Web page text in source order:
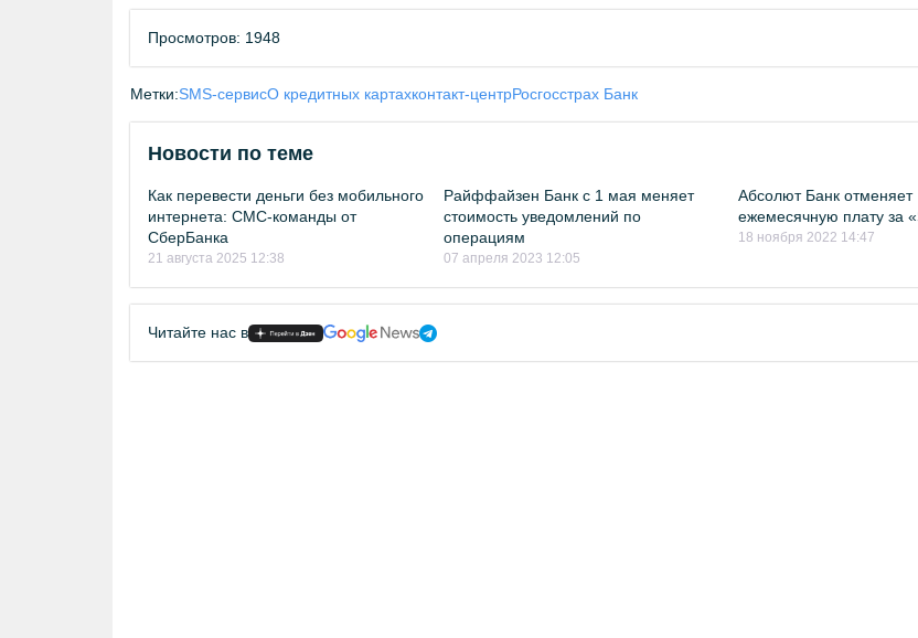
Просмотров: 1948
Метки:SMS-сервисО кредитных картахконтакт-центрРосгосстрах Банк
Новости по теме
Как перевести деньги без мобильного
интернета: СМС-команды от
СберБанка
21 августа 2025 12:38
Райффайзен Банк с 1 мая меняет
стоимость уведомлений по
операциям
07 апреля 2023 12:05
Абсолют Банк отменяет
ежемесячную плату за
18 ноября 2022 14:47
Читайте нас в